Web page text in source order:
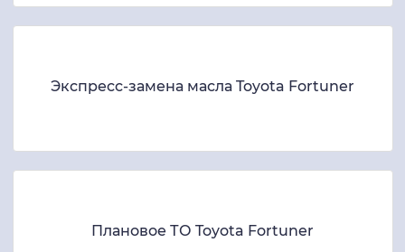
Экспресс-замена масла Toyota Fortuner
Плановое ТО Toyota Fortuner